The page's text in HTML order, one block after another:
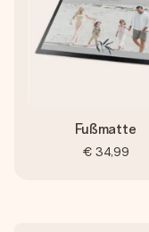
Fußmatte
€ 34,99